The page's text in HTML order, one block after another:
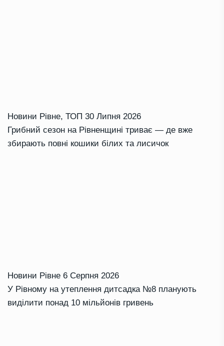
Новини Рівне, ТОП 30 Липня 2026
Грибний сезон на Рівненщині триває — де вже
збирають повні кошики білих та лисичок
Новини Рівне 6 Серпня 2026
У Рівному на утеплення дитсадка №8 планують
виділити понад 10 мільйонів гривень